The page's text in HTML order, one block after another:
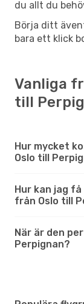
du allt du
Börja ditt
bara ett klick
Vanliga
till
Hur mycket
Oslo till
Hur kan jag
från Oslo till
När är den
Perpignan?